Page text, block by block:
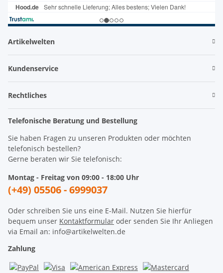
Artikelwelten
Kundenservice
Rechtliches
Telefonische Beratung und Bestellung
Sie haben Fragen zu unseren Produkten oder möchten
telefonisch bestellen?
Gerne beraten wir Sie telefonisch:
Montag - Freitag von 09:00 - 18:00 Uhr
(+49) 05506 - 6999037
Oder schreiben Sie uns eine E-Mail. Nutzen Sie hierfür
bequem unser Kontaktformular oder senden Sie Ihr Anliegen
via Email an: info@artikelwelten.de
Zahlung